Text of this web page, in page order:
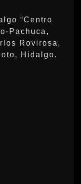
“Centro
Pachuca,
Rovirosa,
Hidalgo.